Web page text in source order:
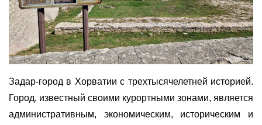
Задар-город в Хорватии с трехтысячелетней историей.
Город, известный своими курортными зонами, является
административным, экономическим, историческим и